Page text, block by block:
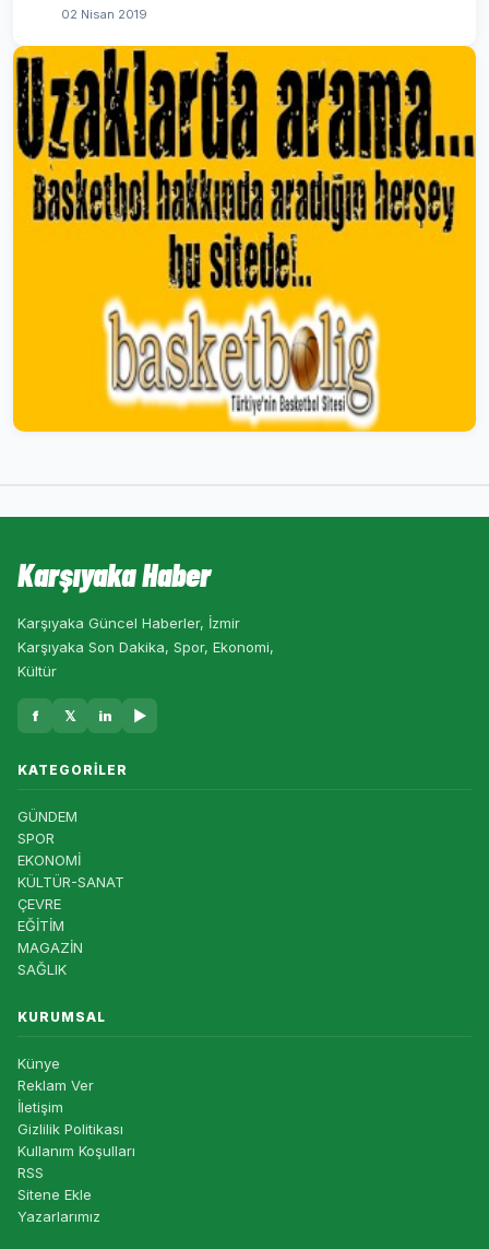
02 Nisan 2019
Karşıyaka Haber
Karşıyaka Güncel Haberler, İzmir
Karşıyaka Son Dakika, Spor, Ekonomi,
Kültür
f 𝕏 in ▶
KATEGORILER
GÜNDEM
SPOR
EKONOMİ
KÜLTÜR-SANAT
ÇEVRE
EĞİTİM
MAGAZİN
SAĞLIK
KURUMSAL
Künye
Reklam Ver
İletişim
Gizlilik Politikası
Kullanım Koşulları
RSS
Sitene Ekle
Yazarlarımız